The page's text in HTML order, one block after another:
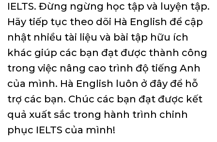
IELTS. Đừng ngừng học tập và luyện tập.
Hãy tiếp tục theo dõi Hà English để cập
nhật nhiều tài liệu và bài tập hữu ích
khác giúp các bạn đạt được thành công
trong việc nâng cao trình độ tiếng Anh
của mình. Hà English luôn ở đây để hỗ
trợ các bạn. Chúc các bạn đạt được kết
quả xuất sắc trong hành trình chinh
phục IELTS của mình!